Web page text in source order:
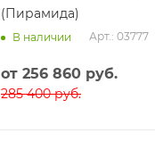
(Пирамида)
В наличии Арт.: 03777
от 256 860 руб.
285 400 руб.